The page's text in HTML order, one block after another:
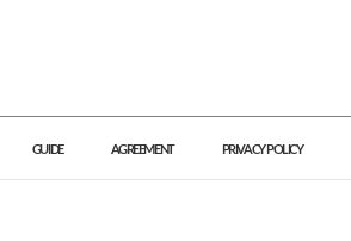
GUIDE AGREEMENT PRIVACY POLICY